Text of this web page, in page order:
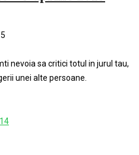
nevoia sa critici totul in jurul tau,
unei alte persoane.